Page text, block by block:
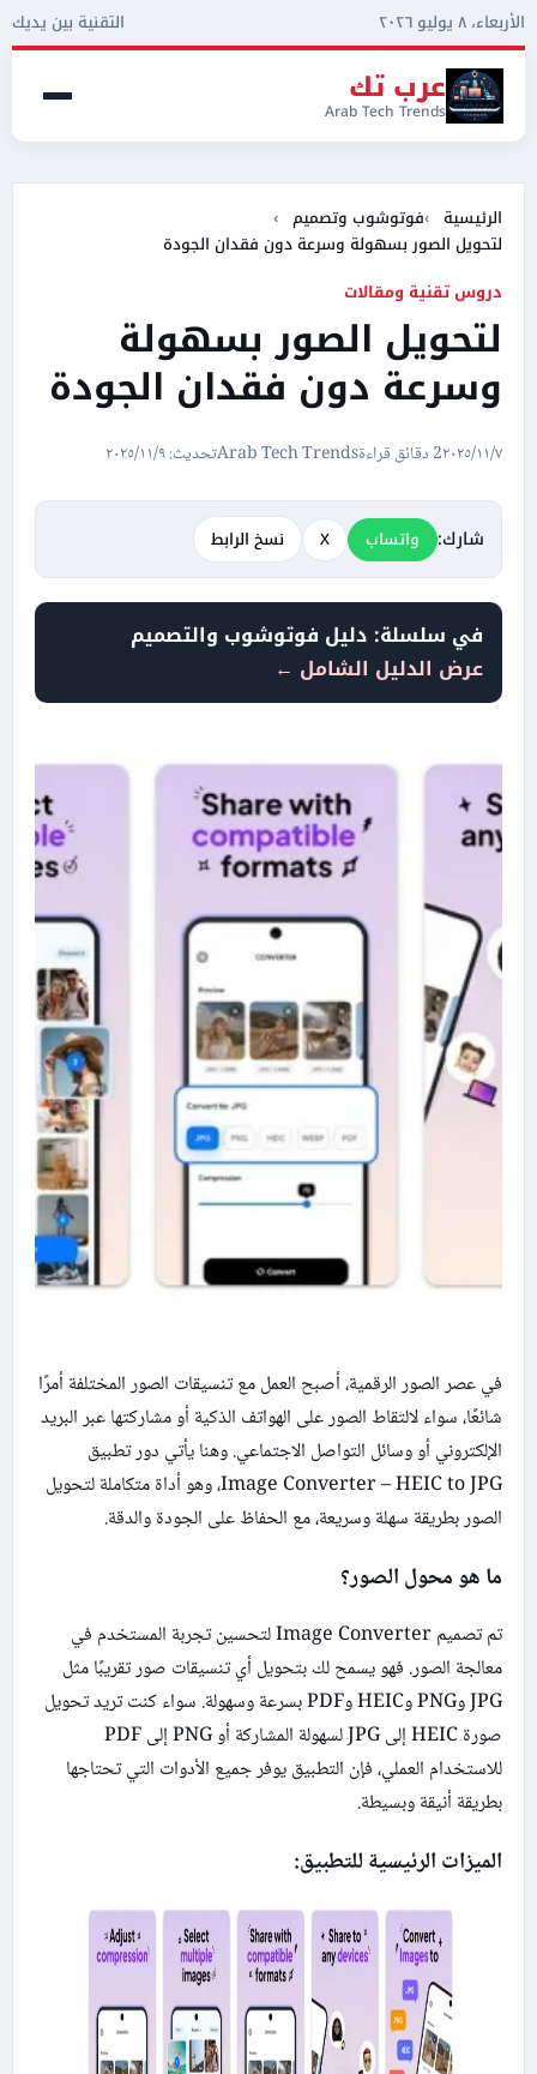
الأربعاء، ٨ يوليو ٢٠٢٦ التقنية بين يديك
عرب تك
Arab Tech Trends
الرئيسية
فوتوشوب وتصميم
لتحويل الصور بسهولة وسرعة دون فقدان الجودة
دروس تقنية ومقالات
لتحويل الصور بسهولة
وسرعة دون فقدان الجودة
٧‏/١١‏/٢٠٢٥ 2 دقائق قراءة Arab Tech Trendsتحديث: ٩‏/١١‏/٢٠٢٥
شارك: واتساب X نسخ الرابط
في سلسلة: دليل فوتوشوب والتصميم
عرض الدليل الشامل ←
في عصر الصور الرقمية، أصبح العمل مع تنسيقات الصور المختلفة أمرًا
شائعًا، سواء لالتقاط الصور على الهواتف الذكية أو مشاركتها عبر البريد
الإلكتروني أو وسائل التواصل الاجتماعي. وهنا يأتي دور تطبيق
Image Converter – HEIC to JPG، وهو أداة متكاملة لتحويل
الصور بطريقة سهلة وسريعة، مع الحفاظ على الجودة والدقة.
ما هو محول الصور؟
تم تصميم Image Converter لتحسين تجربة المستخدم في
معالجة الصور. فهو يسمح لك بتحويل أي تنسيقات صور تقريبًا مثل
JPG وPNG وHEIC وPDF بسرعة وسهولة. سواء كنت تريد تحويل
صورة HEIC إلى JPG لسهولة المشاركة أو PNG إلى PDF
للاستخدام العملي، فإن التطبيق يوفر جميع الأدوات التي تحتاجها
بطريقة أنيقة وبسيطة.
الميزات الرئيسية للتطبيق: